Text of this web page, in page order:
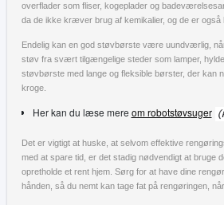
overflader som fliser, kogeplader og
da de ikke kræver brug af kemikalier, og de er også
Endelig kan en god støvbørste være uundværlig,
støv fra svært tilgængelige steder som lamper,
støvbørste med lange og fleksible børster, der kan
kroge.
Her kan du læse mere om robotstøvsuger
Det er vigtigt at huske, at selvom effektive
med at spare tid, er det stadig nødvendigt at bruge
opretholde et rent hjem. Sørg for at have dine
hånden, så du nemt kan tage fat på rengøringen,